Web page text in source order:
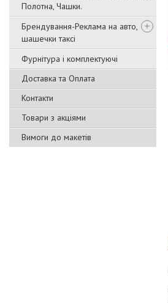
Полотна, Чашки.
Брендування-Реклама на авто,
шашечки таксі
Фурнітура і комплектуючі
Доставка та Оплата
Контакти
Товари з акціями
Вимоги до макетів